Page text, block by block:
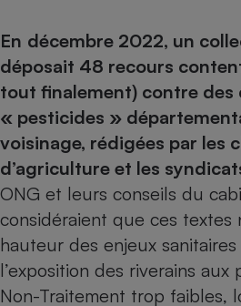
En décembre 2022, un
déposait 48 recours
tout finalement) contre des
« pesticides »
voisinage, rédigées par les
d’agriculture et les
ONG et leurs conseils du
considéraient que ces textes
hauteur des enjeux
l’exposition des riverains aux
Non-Traitement trop faibles,